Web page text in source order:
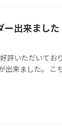
出来ました
評いただいてお
出来ました。 こ